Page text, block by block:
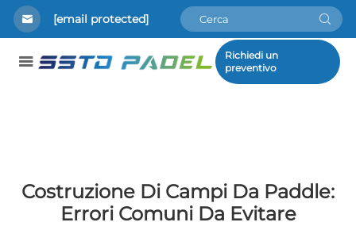
[email protected]
Richiedi un
preventivo
Costruzione Di Campi Da Paddle:
Errori Comuni Da Evitare